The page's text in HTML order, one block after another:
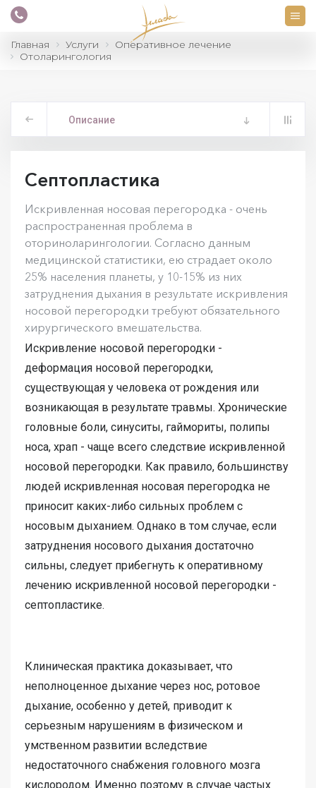
Главная Услуги
Оперативное лечение
Отоларингология
Описание
Септопластика
Искривленная носовая перегородка - очень
распространенная проблема в
оториноларингологии. Согласно данным
медицинской статистики, ею страдает около
25% населения планеты, у 10-15% из них
затруднения дыхания в результате искривления
носовой перегородки требуют обязательного
хирургического вмешательства.
Искривление носовой перегородки -
деформация носовой перегородки,
существующая у человека от рождения или
возникающая в результате травмы. Хронические
головные боли, синуситы, гаймориты, полипы
носа, храп - чаще всего следствие искривленной
носовой перегородки. Как правило, большинству
людей искривленная носовая перегородка не
приносит каких-либо сильных проблем с
носовым дыханием. Однако в том случае, если
затруднения носового дыхания достаточно
сильны, следует прибегнуть к оперативному
лечению искривленной носовой перегородки -
септопластике.
Клиническая практика доказывает, что
неполноценное дыхание через нос, ротовое
дыхание, особенно у детей, приводит к
серьезным нарушениям в физическом и
умственном развитии вследствие
недостаточного снабжения головного мозга
кислородом. Именно поэтому в случае частых